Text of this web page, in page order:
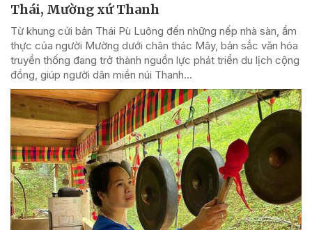
Thái, Mường xứ Thanh
Từ khung cửi bản Thái Pù Luông đến những nếp nhà sàn, ẩm
thực của người Mường dưới chân thác Mây, bản sắc văn hóa
truyền thống đang trở thành nguồn lực phát triển du lịch cộng
đồng, giúp người dân miền núi Thanh...